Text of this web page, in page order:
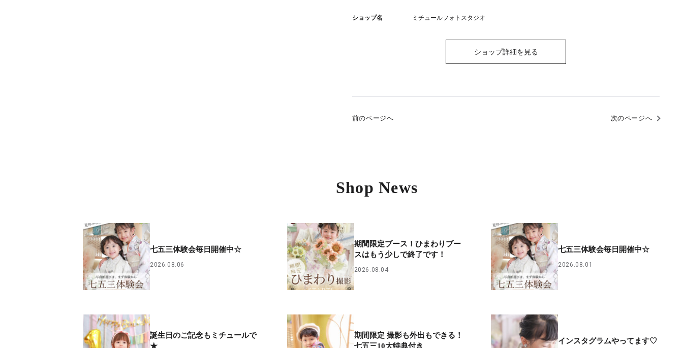
ショップ名 ミチュールフォトスタジオ
ショップ詳細を見る
前のページへ 次のページへ
Shop News
七五三体験会毎日開催中☆
2026.08.06
期間限定ブース！ひまわりブー
スはもう少しで終了です！
2026.08.04
七五三体験会毎日開催中☆
2026.08.01
誕生日のご記念もミチュールで
★
期間限定 撮影も外出もできる！
七五三10大特典付き
インスタグラムやってます♡